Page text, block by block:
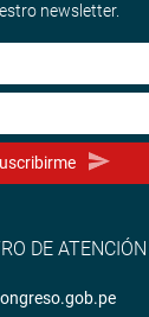
newsletter.
DE ATENCIÓN